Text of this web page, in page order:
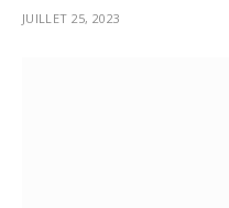
JUILLET 25, 2023